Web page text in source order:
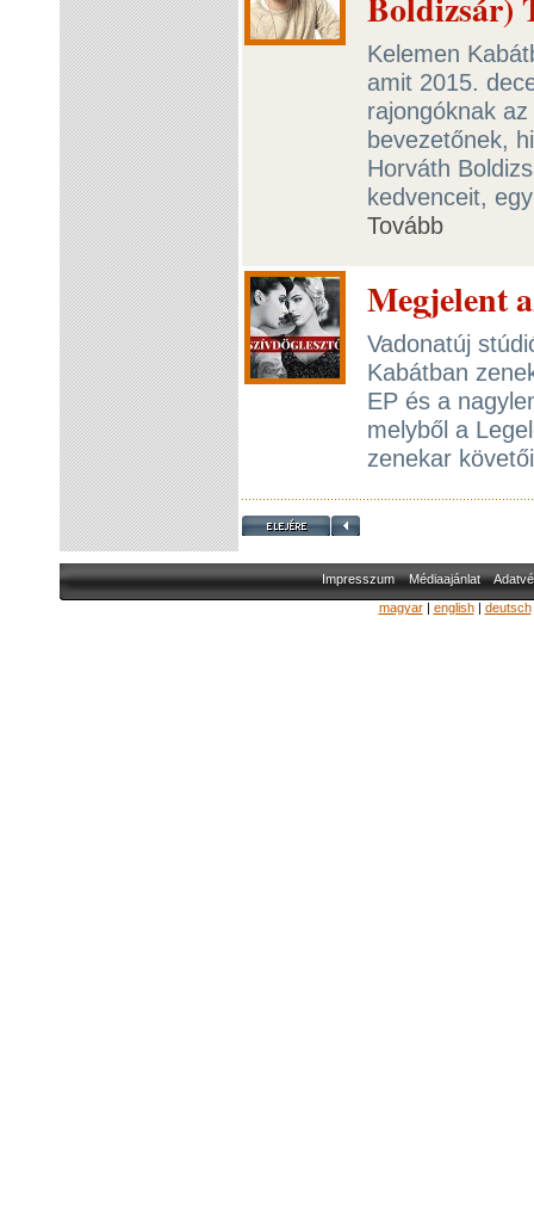
Kelemen
amit 2015.
rajongóknak
bevezetőnek,
Horváth
kedvenceit,
Tovább
Megjelent
Vadonatúj
Kabátban
EP és a
melyből a
zenekar
Impresszum Médiaajánlat
magyar| english| deutsch